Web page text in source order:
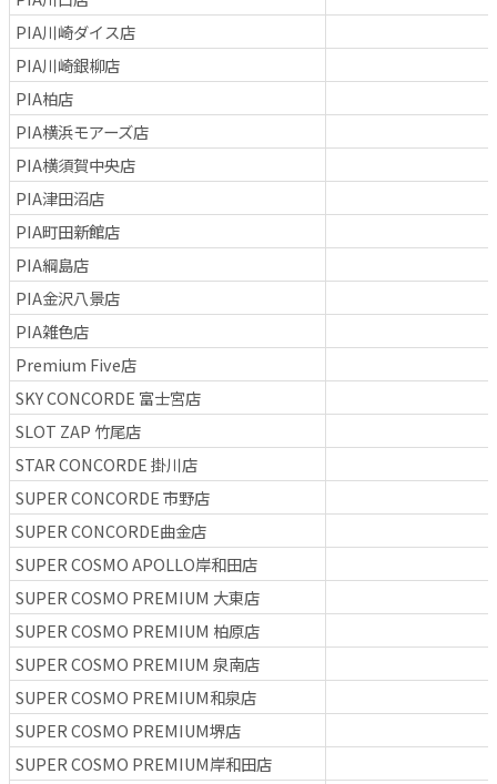
PIA川崎ダイス店
PIA川崎銀柳店
PIA柏店
PIA横浜モアーズ店
PIA横須賀中央店
PIA津田沼店
PIA町田新館店
PIA綱島店
PIA金沢八景店
PIA雑色店
Premium Five店
SKY CONCORDE 富士宮店
SLOT ZAP 竹尾店
STAR CONCORDE 掛川店
SUPER CONCORDE 市野店
SUPER CONCORDE曲金店
SUPER COSMO APOLLO岸和田店
SUPER COSMO PREMIUM 大東店
SUPER COSMO PREMIUM 柏原店
SUPER COSMO PREMIUM 泉南店
SUPER COSMO PREMIUM和泉店
SUPER COSMO PREMIUM堺店
SUPER COSMO PREMIUM岸和田店